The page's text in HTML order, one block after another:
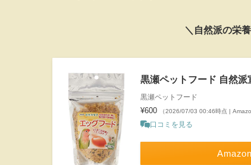
＼自然派の栄
黒瀬ペットフード 自然
黒瀬ペットフード
¥600 （2026/07/03 00:46時点 |
口コミを見る
Amazon